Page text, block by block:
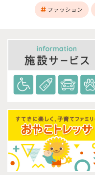
ファッション